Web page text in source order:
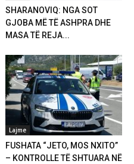
SHARANOVIQ: NGA SOT
GJOBA MË TË ASHPRA DHE
MASA TË REJA...
Lajme
FUSHATA “JETO, MOS NXITO”
– KONTROLLE TË SHTUARA NË